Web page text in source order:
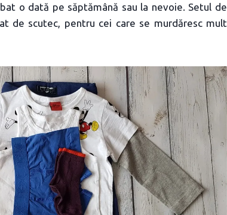
o dată pe săptămână sau la nevoie. Setul de
de scutec, pentru cei care se murdăresc mult